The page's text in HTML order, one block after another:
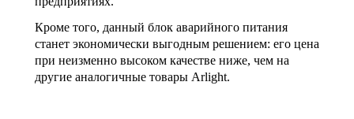
Кроме того, данный блок аварийного питания
станет экономически выгодным решением: его цена
при неизменно высоком качестве ниже, чем на
другие аналогичные товары Arlight.